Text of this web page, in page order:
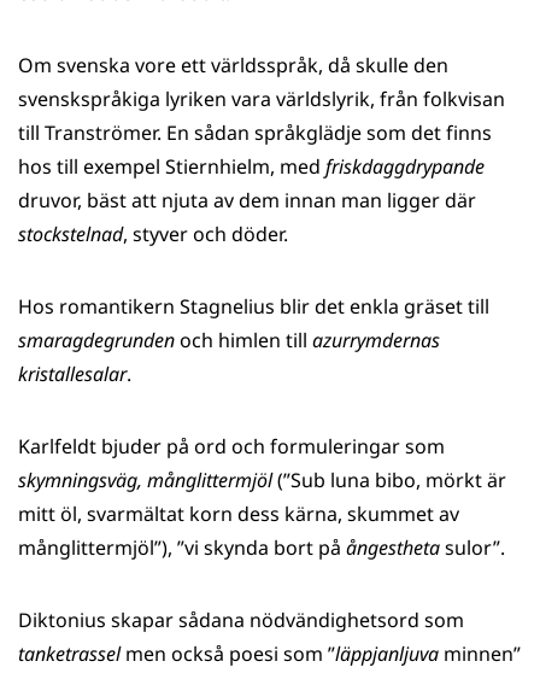
Om svenska vore ett världsspråk, då skulle den
svenskspråkiga lyriken vara världslyrik, från folkvisan
till Tranströmer. En sådan språkglädje som det finns
hos till exempel Stiernhielm, med friskdaggdrypande
druvor, bäst att njuta av dem innan man ligger där
stockstelnad, styver och döder.
Hos romantikern Stagnelius blir det enkla gräset till
smaragdegrundenoch himlen till azurrymdernas
kristallesalar.
Karlfeldt bjuder på ord och formuleringar som
skymningsväg, månglittermjöl(”Sub luna bibo, mörkt är
mitt öl, svarmältat korn dess kärna, skummet av
månglittermjöl”), ”vi skynda bort på ångesthetasulor”.
Diktonius skapar sådana nödvändighetsord som
tanketrasselmen också poesi som ”läppjanljuva minnen”